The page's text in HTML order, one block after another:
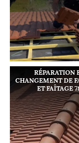
RÉPARATION
CHANGEMENT DE
ET FAÎTAGE